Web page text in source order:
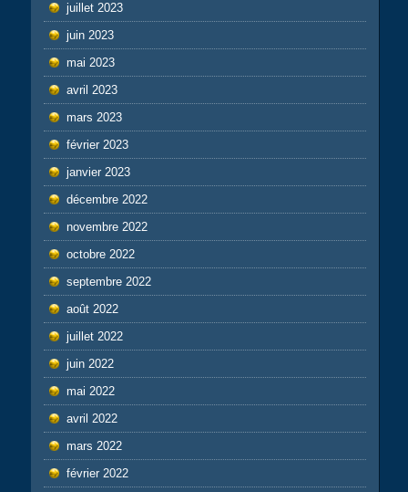
juillet 2023
juin 2023
mai 2023
avril 2023
mars 2023
février 2023
janvier 2023
décembre 2022
novembre 2022
octobre 2022
septembre 2022
août 2022
juillet 2022
juin 2022
mai 2022
avril 2022
mars 2022
février 2022